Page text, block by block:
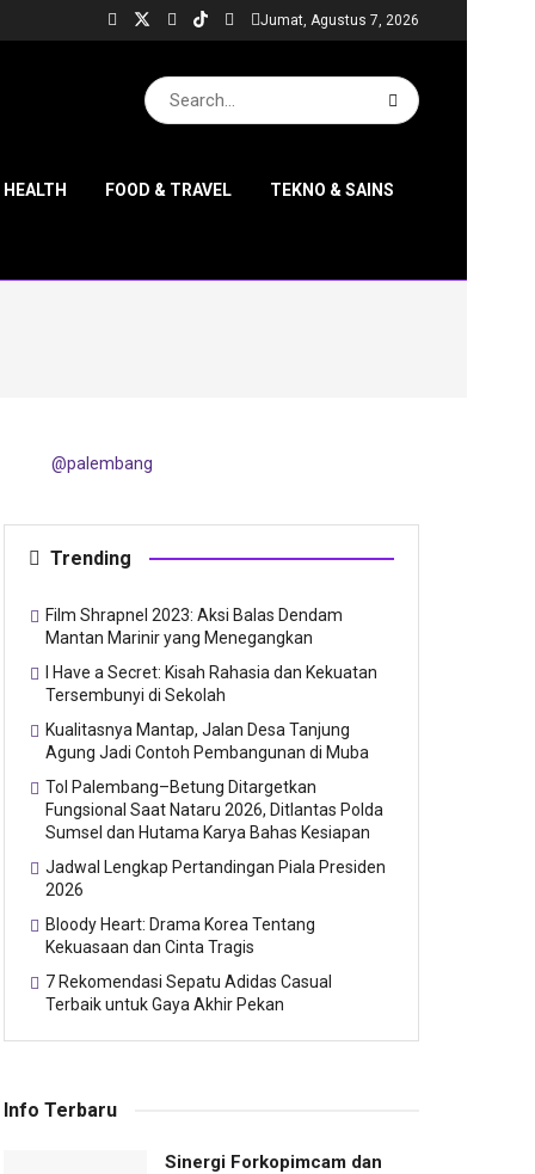
Jumat, Agustus 7, 2026
FOOD & TRAVEL TEKNO & SAINS
@palembang
Trending
Film Shrapnel 2023: Aksi Balas Dendam
Mantan Marinir yang Menegangkan
I Have a Secret: Kisah Rahasia dan Kekuatan
Tersembunyi di Sekolah
Kualitasnya Mantap, Jalan Desa Tanjung
Agung Jadi Contoh Pembangunan di Muba
Tol Palembang–Betung Ditargetkan
Fungsional Saat Nataru 2026, Ditlantas Polda
Sumsel dan Hutama Karya Bahas Kesiapan
Jadwal Lengkap Pertandingan Piala Presiden
2026
Bloody Heart: Drama Korea Tentang
Kekuasaan dan Cinta Tragis
7 Rekomendasi Sepatu Adidas Casual
Terbaik untuk Gaya Akhir Pekan
Info Terbaru
Sinergi Forkopimcam dan